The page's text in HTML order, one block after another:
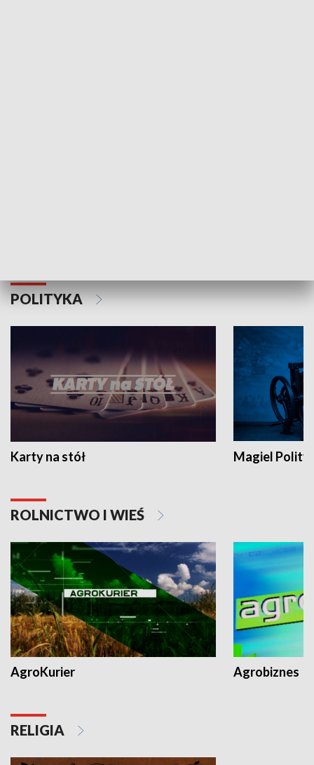
POLITYKA
Karty na stół Magiel
ROLNICTWO I WIEŚ
AgroKurier Agrobiznes
RELIGIA